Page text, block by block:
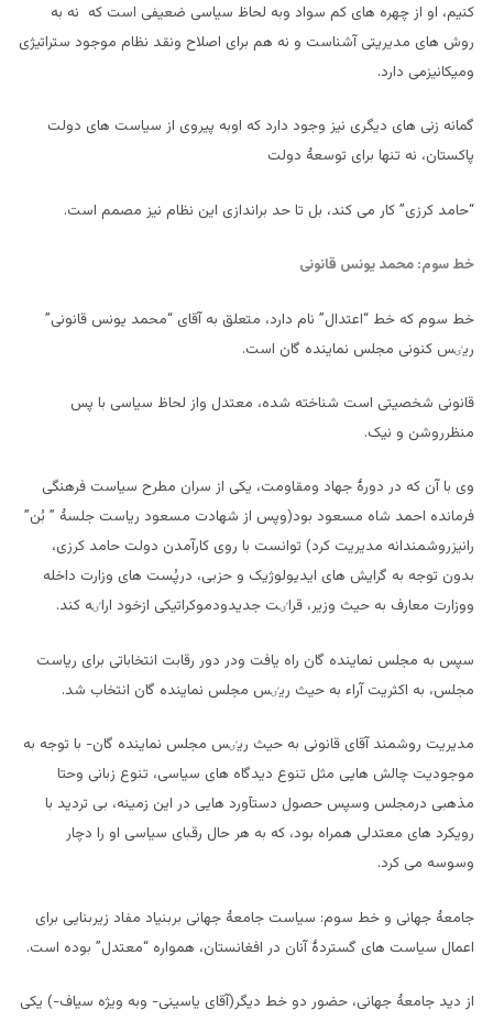
کنیم، او از چهره های کم سواد وبه لحاظ سیاسی ضعیفی است که نه به
روش های مدیریتی آشناست و نه هم برای اصلاح ونقد نظام موجود ستراتیژی
ومیکانیزمی دارد.
گمانه زنی های دیگری نیز وجود دارد که اوبه پیروی از سیاست های دولت
پاکستان، نه تنها برای توسعۀ دولت
“حامد کرزی” کار می کند، بل تا حد براندازی این نظام نیز مصمم است.
خط سوم: محمد یونس قانونی
خط سوم که خط “اعتدال” نام دارد، متعلق به آقای “محمد یونس قانونی”
ریٸس کنونی مجلس نماینده گان است.
قانونی شخصیتی است شناخته شده، معتدل واز لحاظ سیاسی با پس
منظرروشن و نیک.
وی با آن که در دورۀ جهاد ومقاومت، یکی از سران مطرح سیاست فرهنگی
فرمانده احمد شاه مسعود بود(وپس از شهادت مسعود ریاست جلسۀ ” بُن”
رانیزروشمندانه مدیریت کرد) توانست با روی کارآمدن دولت حامد کرزی،
بدون توجه به گرایش های ایدیولوژیک و حزبی، درپُست های وزارت داخله
ووزارت معارف به حیث وزیر، قراٸت جدیدودموکراتیکی ازخود اراٸه کند.
سپس به مجلس نماینده گان راه یافت ودر دور رقابت انتخاباتی برای ریاست
مجلس، به اکثریت آراء به حیث ریٸس مجلس نماینده گان انتخاب شد.
مدیریت روشمند آقای قانونی به حیث ریٸس مجلس نماینده گان- با توجه به
موجودیت چالش هایی مثل تنوع دیدگاه های سیاسی، تنوع زبانی وحتا
مذهبی درمجلس وسپس حصول دستآورد هایی در این زمینه، بی تردید با
رویکرد های معتدلی همراه بود، که به هر حال رقبای سیاسی او را دچار
وسوسه می کرد.
جامعۀ جهانی و خط سوم: سیاست جامعۀ جهانی بربنیاد مفاد زیربنایی برای
اعمال سیاست های گستردۀ آنان در افغانستان، همواره “معتدل” بوده است.
از دید جامعۀ جهانی، حضور دو خط دیگر(آقای یاسینی- وبه ویژه سیاف-) یکی